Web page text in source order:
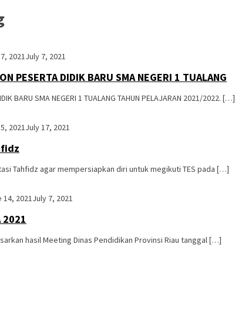
2021July 7, 2021
PESERTA DIDIK BARU SMA NEGERI 1 TUALANG
BARU SMA NEGERI 1 TUALANG TAHUN PELAJARAN 2021/2022. […]
2021July 17, 2021
Tahfidz agar mempersiapkan diri untuk megikuti TES pada […]
14, 2021July 7, 2021
2021
hasil Meeting Dinas Pendidikan Provinsi Riau tanggal […]